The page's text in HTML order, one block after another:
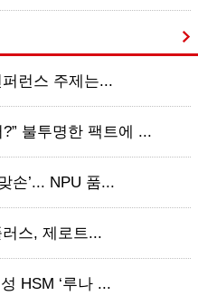
런스 주제는...
불투명한 팩트에 ...
손’... NPU 품...
스, 제로트...
HSM ‘루나 ...